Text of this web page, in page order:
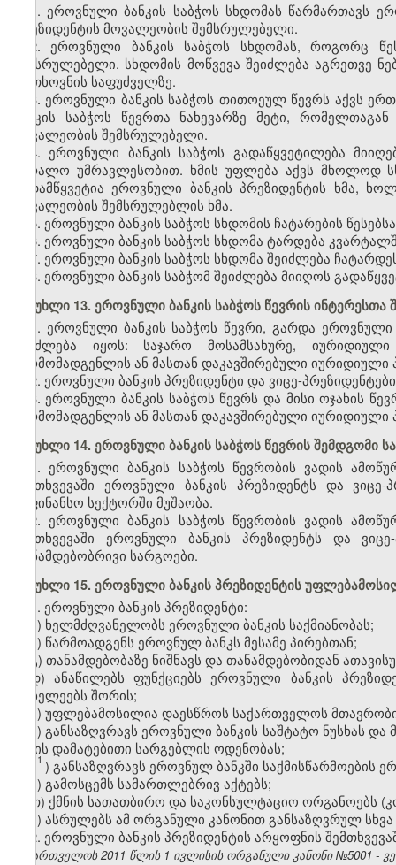
1. ეროვნული ბანკის საბჭოს სხდომას წარმართავს
პრეზიდენტის მოვალეობის შემსრულებელი.
2. ეროვნული ბანკის საბჭოს სხდომას, როგორც
შემსრულებელი. სხდომის მოწვევა შეიძლება აგრეთვე
მოთხოვნის საფუძველზე.
3. ეროვნული ბანკის საბჭოს თითოეულ წევრს აქვს
ბანკის საბჭოს წევრთა ნახევარზე მეტი,
მოვალეობის შემსრულებელი.
4. ეროვნული ბანკის საბჭოს გადაწყვეტილება
უბრალო უმრავლესობით. ხმის უფლება აქვს მხოლოდ
გადამწყვეტია ეროვნული ბანკის პრეზიდენტის ხმა,
მოვალეობის შემსრულებლის ხმა.
5. ეროვნული ბანკის საბჭოს სხდომის ჩატარების
6. ეროვნული ბანკის საბჭოს სხდომა ტარდება
7. ეროვნული ბანკის საბჭოს სხდომა შეიძლება
8. ეროვნული ბანკის საბჭომ შეიძლება მიიღოს
მუხლი 13. ეროვნული ბანკის საბჭოს წევრის
1. ეროვნული ბანკის საბჭოს წევრი, გარდა
შეიძლება იყოს: საჯარო მოსამსახურე,
წარმომადგენლის ან მასთან დაკავშირებული
2. ეროვნული ბანკის პრეზიდენტი და ვიცე-
3. ეროვნული ბანკის საბჭოს წევრს და მისი ოჯახის
წარმომადგენლის ან მასთან დაკავშირებული
მუხლი 14. ეროვნული ბანკის საბჭოს წევრის შემდგომი
1. ეროვნული ბანკის საბჭოს წევრობის ვადის
შემთხვევაში ეროვნული ბანკის პრეზიდენტს და
საფინანსო სექტორში მუშაობა.
2. ეროვნული ბანკის საბჭოს წევრობის ვადის
შემთხვევაში ეროვნული ბანკის პრეზიდენტს და
თანამდებობრივი სარგოები.
მუხლი 15. ეროვნული ბანკის პრეზიდენტის
1. ეროვნული ბანკის პრეზიდენტი:
ა) ხელმძღვანელობს ეროვნული ბანკის საქმიანობას;
ბ) წარმოადგენს ეროვნულ ბანკს მესამე პირებთან;
გ) თანამდებობაზე ნიშნავს და თანამდებობიდან
დ) ანაწილებს ფუნქციებს ეროვნული ბანკის
მოხელეებს შორის;
ე) უფლებამოსილია დაესწროს საქართველოს
ვ) განსაზღვრავს ეროვნული ბანკის საშტატო ნუსხას
სახის დამატებითი სარგებლის ოდენობას;
1 ) განსაზღვრავს ეროვნულ ბანკში საქმისწარმოების
ზ) გამოსცემს სამართლებრივ აქტებს;
თ) ქმნის სათათბირო და საკონსულტაციო ორგანოებს
ი) ასრულებს ამ ორგანული კანონით განსაზღვრულ სხვა
2. ეროვნული ბანკის პრეზიდენტის არყოფნის
საქართველოს 2011 წლის 1 ივლისის ორგანული კანონი №5001 -